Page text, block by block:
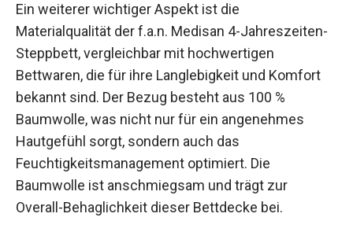
Ein weiterer wichtiger Aspekt ist die
Materialqualität der f.a.n. Medisan 4-Jahreszeiten-
Steppbett, vergleichbar mit hochwertigen
Bettwaren, die für ihre Langlebigkeit und Komfort
bekannt sind. Der Bezug besteht aus 100 %
Baumwolle, was nicht nur für ein angenehmes
Hautgefühl sorgt, sondern auch das
Feuchtigkeitsmanagement optimiert. Die
Baumwolle ist anschmiegsam und trägt zur
Overall-Behaglichkeit dieser Bettdecke bei.